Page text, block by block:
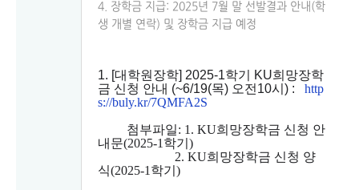
4. 장학금 지급: 2025년 7월 말 선발결과 안내(학
생 개별 연락) 및 장학금 지급 예정
1. [대학원장학] 2025-1학기 KU희망장학
금 신청 안내 (~6/19(목) 오전 10시 ) :
http
s://buly.kr/7QMFA2S
첨부파일: 1. KU희망장학금 신청 안
내문(2025-1학기)
2. KU희망장학금 신청 양
식(2025-1학기)